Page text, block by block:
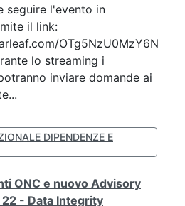
seguire l'evento in
il link:
OTg5NzU0MzY6N
lo streaming i
inviare domande ai
DIPENDENZE E
ONC e nuovo Advisory
- Data Integrity